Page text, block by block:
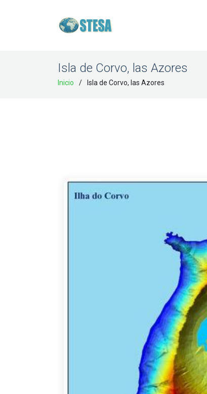
Isla de Corvo, las Azores
Inicio Isla de Corvo, las Azores